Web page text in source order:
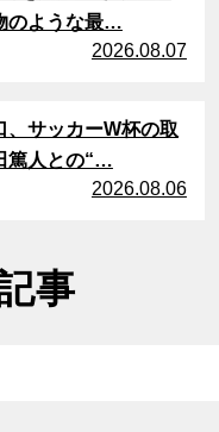
のような最…
2026.08.07
、サッカーW杯の取
篤人との“…
2026.08.06
事